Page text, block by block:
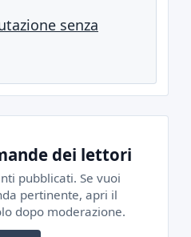
senza
dei lettori
pubblicati. Se vuoi
pertinente, apri il
dopo moderazione.